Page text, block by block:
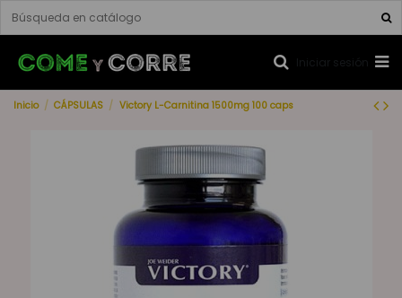
Iniciar sesión
Inicio CÁPSULAS Victory L-Carnitina 1500mg 100 caps